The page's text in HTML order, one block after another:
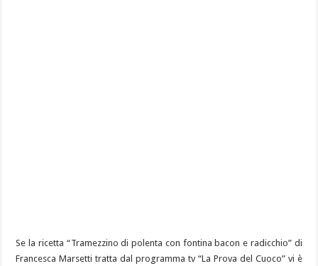
Se la ricetta “Tramezzino di polenta con fontina bacon e radicchio” di
Francesca Marsetti tratta dal programma tv “La Prova del Cuoco” vi è